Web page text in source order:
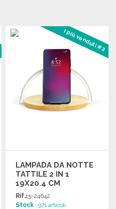
I più venduti #2
LAMPADA DA NOTTE
TATTILE 2 IN 1
19X20.4 CM
Rif.15-24642
Stock : 971 articoli